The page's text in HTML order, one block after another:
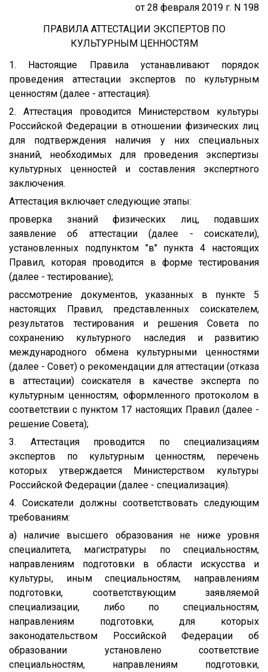
от 28 февраля 2019 г. N 198
ПРАВИЛА АТТЕСТАЦИИ ЭКСПЕРТОВ ПО
КУЛЬТУРНЫМ ЦЕННОСТЯМ
1. Настоящие Правила устанавливают порядок
проведения аттестации экспертов по культурным
ценностям (далее - аттестация).
2. Аттестация проводится Министерством культуры
Российской Федерации в отношении физических лиц
для подтверждения наличия у них специальных
знаний, необходимых для проведения экспертизы
культурных ценностей и составления экспертного
заключения.
Аттестация включает следующие этапы:
проверка знаний физических лиц, подавших
заявление об аттестации (далее - соискатели),
установленных подпунктом "в" пункта 4 настоящих
Правил, которая проводится в форме тестирования
(далее - тестирование);
рассмотрение документов, указанных в пункте 5
настоящих Правил, представленных соискателем,
результатов тестирования и решения Совета по
сохранению культурного наследия и развитию
международного обмена культурными ценностями
(далее - Совет) о рекомендации для аттестации (отказа
в аттестации) соискателя в качестве эксперта по
культурным ценностям, оформленного протоколом в
соответствии с пунктом 17 настоящих Правил (далее -
решение Совета);
3. Аттестация проводится по специализациям
экспертов по культурным ценностям, перечень
которых утверждается Министерством культуры
Российской Федерации (далее - специализация).
4. Соискатели должны соответствовать следующим
требованиям:
а) наличие высшего образования не ниже уровня
специалитета, магистратуры по специальностям,
направлениям подготовки в области искусства и
культуры, иным специальностям, направлениям
подготовки, соответствующим заявляемой
специализации, либо по специальностям,
направлениям подготовки, для которых
законодательством Российской Федерации об
образовании установлено соответствие
специальностям, направлениям подготовки,